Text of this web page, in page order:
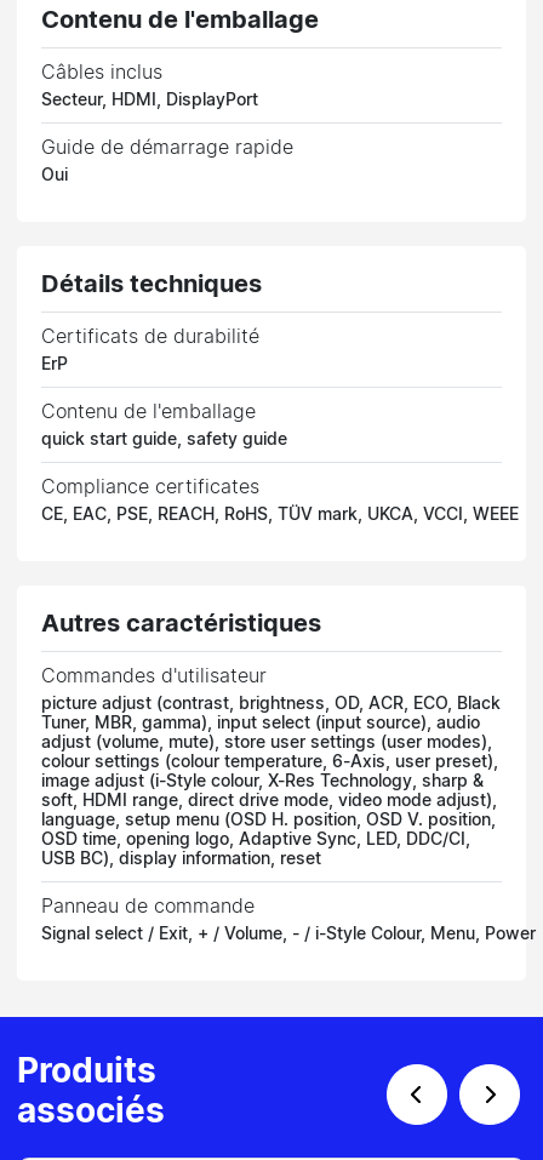
Contenu de l'emballage
Câbles inclus
Secteur, HDMI, DisplayPort
Guide de démarrage rapide
Oui
Détails techniques
Certificats de durabilité
ErP
Contenu de l'emballage
quick start guide, safety guide
Compliance certificates
CE, EAC, PSE, REACH, RoHS, TÜV mark, UKCA, VCCI, WEEE
Autres caractéristiques
Commandes d'utilisateur
picture adjust (contrast, brightness, OD, ACR, ECO, Black
Tuner, MBR, gamma), input select (input source), audio
adjust (volume, mute), store user settings (user modes),
colour settings (colour temperature, 6-Axis, user preset),
image adjust (i-Style colour, X-Res Technology, sharp &
soft, HDMI range, direct drive mode, video mode adjust),
language, setup menu (OSD H. position, OSD V. position,
OSD time, opening logo, Adaptive Sync, LED, DDC/CI,
USB BC), display information, reset
Panneau de commande
Signal select / Exit, + / Volume, - / i-Style Colour, Menu, Power
Produits
associés